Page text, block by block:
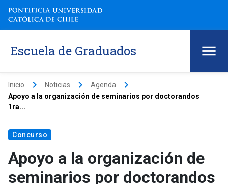
Escuela de Graduados
Inicio keyboard_arrow_right Noticias keyboard_arrow_right Agenda keyboard_arrow_right
Apoyo a la organización de seminarios por doctorandos
1ra...
Concurso
Apoyo a la organización de
seminarios por doctorandos